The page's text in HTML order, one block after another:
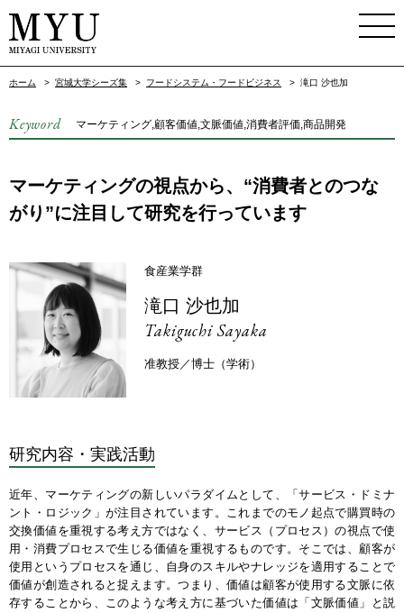
ホーム > 宮城大学シーズ集 > フードシステム・フードビジネス > 滝口 沙也加
Keyword マーケティング,顧客価値,文脈価値,消費者評価,商品開発
マーケティングの視点から、“消費者とのつな
がり”に注目して研究を行っています
食産業学群
滝口 沙也加
Takiguchi Sayaka
准教授／博士（学術）
研究内容・実践活動
近年、マーケティングの新しいパラダイムとして、「サービス・ドミナ
ント・ロジック」が注目されています。これまでのモノ起点で購買時の
交換価値を重視する考え方ではなく、サービス（プロセス）の視点で使
用・消費プロセスで生じる価値を重視するものです。そこでは、顧客が
使用というプロセスを通じ、自身のスキルやナレッジを適用することで
価値が創造されると捉えます。つまり、価値は顧客が使用する文脈に依
存することから、このような考え方に基づいた価値は「文脈価値」と説